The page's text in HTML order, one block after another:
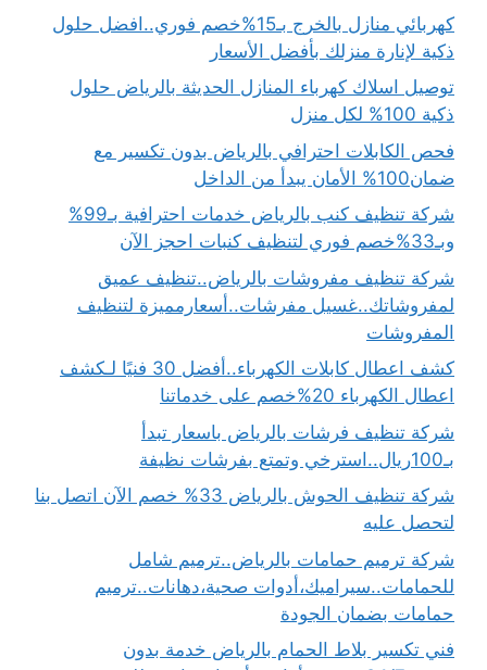
كهربائي منازل بالخرج بـ15%خصم فوري..افضل حلول
ذكية لإنارة منزلك بأفضل الأسعار
توصيل اسلاك كهرباء المنازل الحديثة بالرياض حلول
ذكية 100% لكل منزل
فحص الكابلات احترافي بالرياض بدون تكسير مع
ضمان100% الأمان يبدأ من الداخل
شركة تنظيف كنب بالرياض خدمات احترافية بـ99%
وبـ33%خصم فوري لتنظيف كنبات احجز الآن
شركة تنظيف مفروشات بالرياض..تنظيف عميق
لمفروشاتك..غسيل مفرشات..أسعارمميزة لتنظيف
المفروشات
كشف اعطال كابلات الكهرباء..أفضل 30 فنيًا لـكشف
اعطال الكهرباء 20%خصم على خدماتنا
شركة تنظيف فرشات بالرياض باسعار تبدأ
بـ100ريال..استرخي وتمتع بفرشات نظيفة
شركة تنظيف الحوش بالرياض 33% خصم الآن اتصل بنا
لتحصل عليه
شركة ترميم حمامات بالرياض..ترميم شامل
للحمامات..سيراميك،أدوات صحية،دهانات..ترميم
حمامات بضمان الجودة
فني تكسير بلاط الحمام بالرياض خدمة بدون